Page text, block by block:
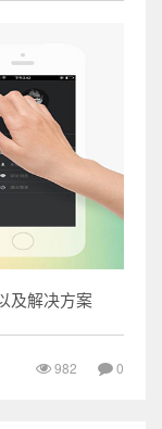
及解决方案
982 0